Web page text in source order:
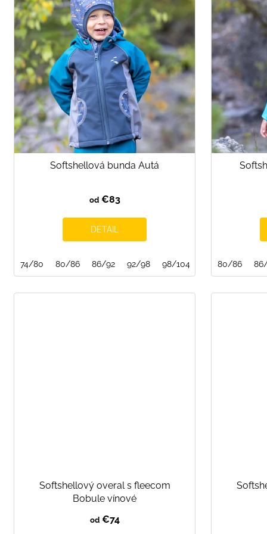
i
s
p
r
o
d
u
k
t
o
Softshellová bunda Autá
od€83
DETAIL
74/80 80/86 86/92 92/98 98/104 104/110 110/
80/86
Softshellový overal s fleecom
Bobule vínové
od€74